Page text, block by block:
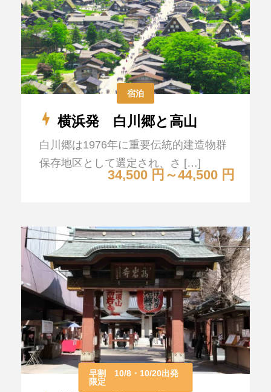
宿泊
横浜発 白川郷と高山
34,500 円～44,500 円
白川郷は1976年に重要伝統的建造物群
保存地区として選定され、さ […]
早割 10/8・10/20出発
限定